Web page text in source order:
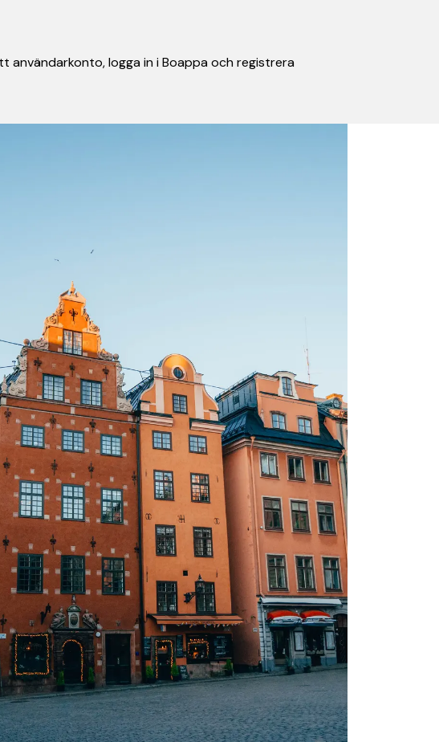
användarkonto, logga in i Boappa och registrera